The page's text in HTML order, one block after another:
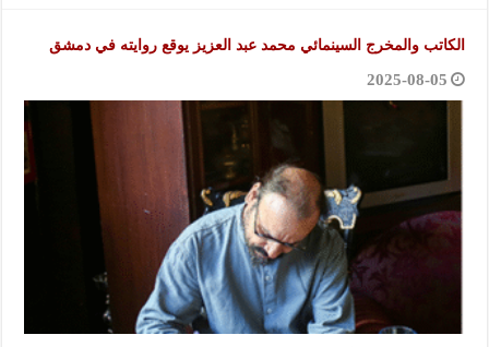
الكاتب والمخرج السينمائي محمد عبد العزيز يوقع روايته في دمشق
2025-08-05